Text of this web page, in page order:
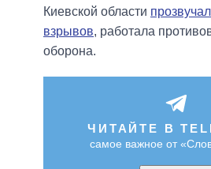
Киевской области
взрывов, работала
оборона.
ЧИТАЙТЕ В
самое важное от